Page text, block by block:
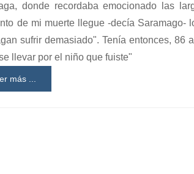
donde recordaba emocionado las
de mi muerte llegue -decía
sufrir demasiado". Tenía entonces, 86
llevar por el niño que fuiste"
más ...